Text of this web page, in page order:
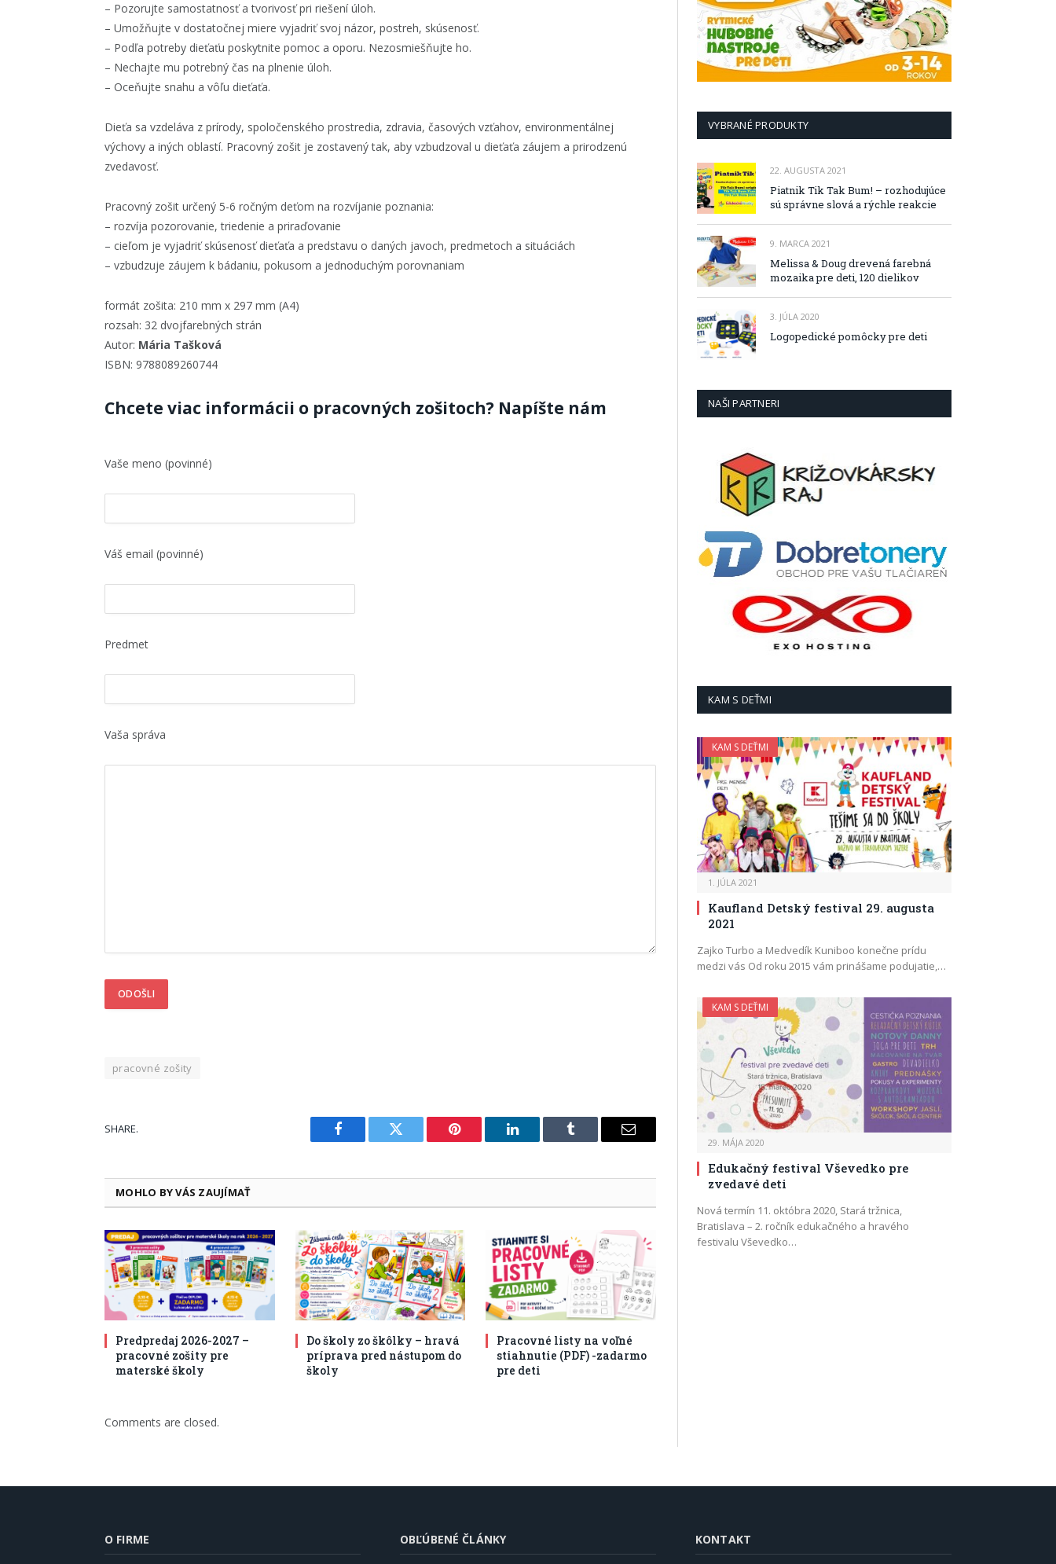
– Pozorujte samostatnosť a tvorivosť pri riešení úloh.
– Umožňujte v dostatočnej miere vyjadriť svoj názor, postreh, skúsenosť.
– Podľa potreby dieťaťu poskytnite pomoc a oporu. Nezosmiešňujte ho.
– Nechajte mu potrebný čas na plnenie úloh.
– Oceňujte snahu a vôľu dieťaťa.
Dieťa sa vzdeláva z prírody, spoločenského prostredia, zdravia, časových vzťahov, environmentálnej
výchovy a iných oblastí. Pracovný zošit je zostavený tak, aby vzbudzoval u dieťaťa záujem a prirodzenú
zvedavosť.
Pracovný zošit určený 5-6 ročným deťom na rozvíjanie poznania:
– rozvíja pozorovanie, triedenie a priraďovanie
– cieľom je vyjadriť skúsenosť dieťaťa a predstavu o daných javoch, predmetoch a situáciách
– vzbudzuje záujem k bádaniu, pokusom a jednoduchým porovnaniam
formát zošita: 210 mm x 297 mm (A4)
rozsah: 32 dvojfarebných strán
Autor: Mária Tašková
ISBN: 9788089260744
Chcete viac informácii o pracovných zošitoch? Napíšte nám
Vaše meno (povinné)
Váš email (povinné)
Predmet
Vaša správa
pracovné zošity
SHARE.
Facebook Twitter Pinterest LinkedIn Tumblr Email
MOHLO BY VÁS ZAUJÍMAŤ
Predpredaj 2026-2027 –
pracovné zošity pre
materské školy
Do školy zo škôlky – hravá
príprava pred nástupom do
školy
Pracovné listy na voľné
stiahnutie (PDF) -zadarmo
pre deti
Comments are closed.
VYBRANÉ PRODUKTY
22. AUGUSTA 2021
Piatnik Tik Tak Bum! – rozhodujúce
sú správne slová a rýchle reakcie
9. MARCA 2021
Melissa & Doug drevená farebná
mozaika pre deti, 120 dielikov
3. JÚLA 2020
Logopedické pomôcky pre deti
NAŠI PARTNERI
KAM S DEŤMI
KAM S DEŤMI
1. JÚLA 2021
Kaufland Detský festival 29. augusta
2021
Zajko Turbo a Medvedík Kuniboo konečne prídu
medzi vás Od roku 2015 vám prinášame podujatie,…
KAM S DEŤMI
29. MÁJA 2020
Edukačný festival Vševedko pre
zvedavé deti
Nová termín 11. októbra 2020, Stará tržnica,
Bratislava – 2. ročník edukačného a hravého
festivalu Vševedko…
O FIRME OBĽÚBENÉ ČLÁNKY KONTAKT